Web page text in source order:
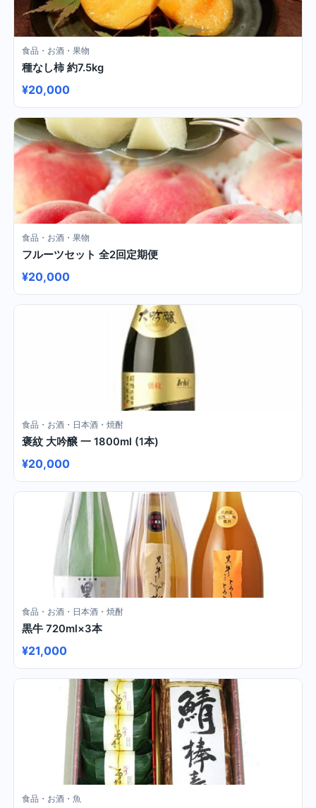
食品・お酒・果物
種なし柿 約7.5kg
¥20,000
食品・お酒・果物
フルーツセット 全2回定期便
¥20,000
食品・お酒・日本酒・焼酎
褒紋 大吟醸 一 1800ml (1本)
¥20,000
食品・お酒・日本酒・焼酎
黒牛 720ml×3本
¥21,000
食品・お酒・魚